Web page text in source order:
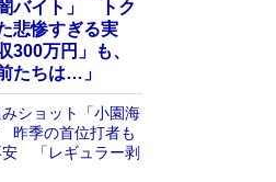
バイト」 トク
悲惨すぎる実
万円」も、
たちは…」
みショット「小園海
昨季の首位打者も
安 「レギュラー剥